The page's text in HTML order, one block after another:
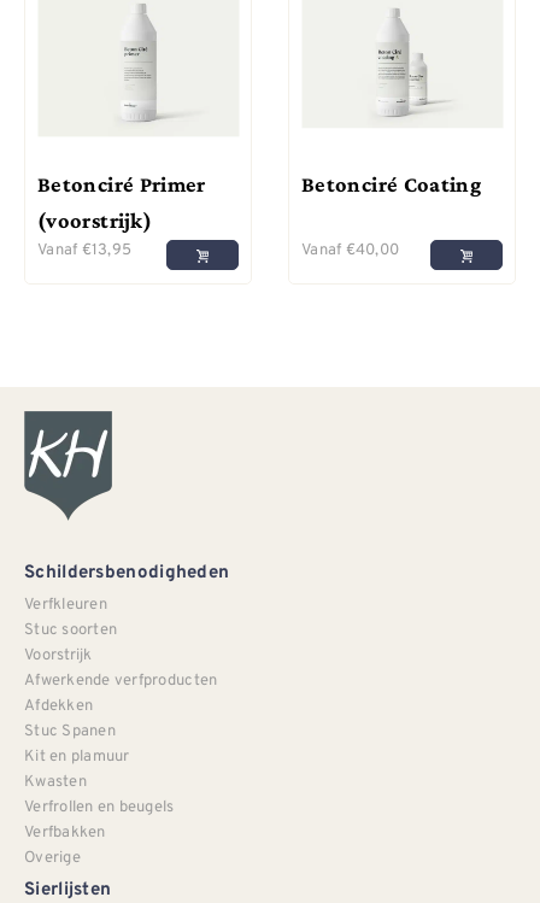
Betonciré Primer
(voorstrijk)
Vanaf €13,95
Betonciré Coating
Vanaf €40,00
Schildersbenodigheden
Verfkleuren
Stuc soorten
Voorstrijk
Afwerkende verfproducten
Afdekken
Stuc Spanen
Kit en plamuur
Kwasten
Verfrollen en beugels
Verfbakken
Overige
Sierlijsten